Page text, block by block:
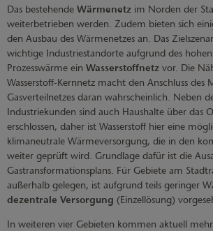
Das bestehende Wärmenetz im Norden der
weiterbetrieben werden. Zudem bieten sich
den Ausbau des Wärmenetzes an. Das
wichtige Industriestandorte aufgrund des hohen
Prozesswärme ein Wasserstoffnetz vor. Die
Wasserstoff-Kernnetz macht den Anschluss des
Gasverteilnetzes daran wahrscheinlich. Neben
Industriekunden sind auch Haushalte über das
erschlossen, daher ist Wasserstoff hier eine
klimaneutrale Wärmeversorgung, die in den
weiter geprüft wird. Grundlage dafür ist die
Gastransformationsplans. Für Gebiete am
außerhalb gelegen, ist aufgrund teils geringer
dezentrale Versorgung (Einzellösung)
In weiteren vier Gebieten kommen aktuell